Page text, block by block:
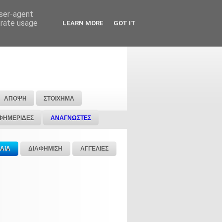
ΑΠΟΨΗ ΣΤΟΙΧΗΜΑ
ΑΝΑΓΝΩΣΤΕΣ
ΔΙΑΦΗΜΙΣΗ ΑΓΓΕΛΙΕΣ
agent
usage
LEARN MORE GOT IT